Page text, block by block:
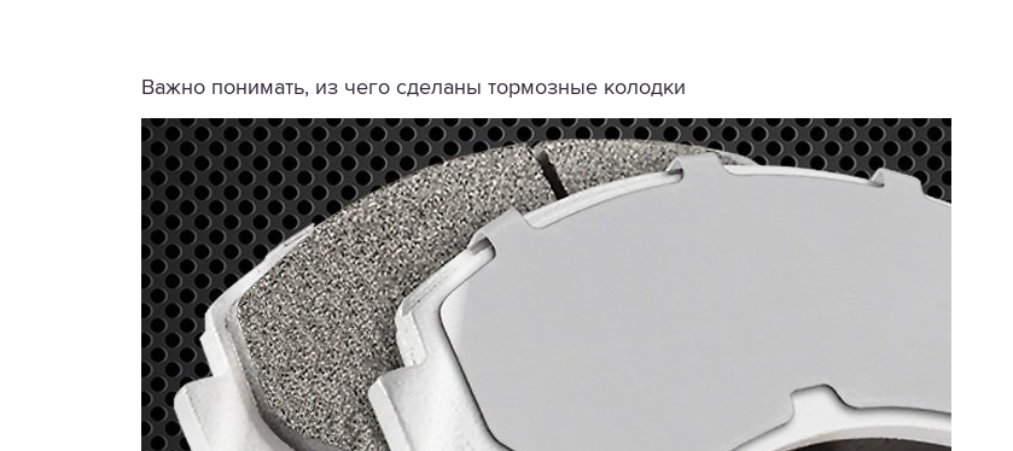
Важно понимать, из чего сделаны тормозные колодки